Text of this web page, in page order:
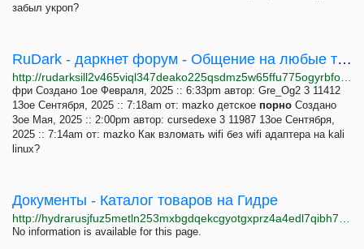
забыл укроп?
RuDark - даркнет форум - Общение на любые темы
фри Создано 1ое Февраля, 2025 :: 6:33pm автор: Gre_Og2 3 11412
13ое Сентября, 2025 :: 7:18am от: mazko детское порно Создано
3ое Мая, 2025 :: 2:00pm автор: cursedexe 3 11987 13ое Сентября,
2025 :: 7:14am от: mazko Как взломать wifi без wifi адаптера на kali
linux?
Документы - Каталог товаров на Гидре
No information is available for this page.